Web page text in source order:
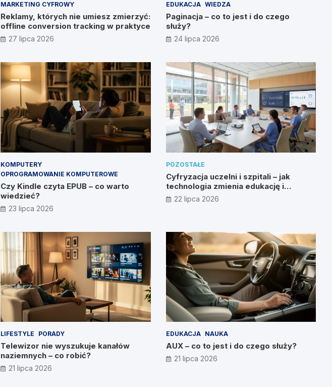
MARKETING CYFROWY
Reklamy, których nie umiesz zmierzyć:
offline conversion tracking w praktyce
27 lipca 2026
EDUKACJA WIEDZA
Paginacja – co to jest i do czego
służy?
24 lipca 2026
KOMPUTERY
OPROGRAMOWANIE KOMPUTEROWE
Czy Kindle czyta EPUB – co warto
wiedzieć?
23 lipca 2026
POZOSTAŁE
Cyfryzacja uczelni i szpitali – jak
technologia zmienia edukację i
zdrowie?
22 lipca 2026
LIFESTYLE PORADY
Telewizor nie wyszukuje kanałów
naziemnych – co robić?
21 lipca 2026
EDUKACJA NAUKA
AUX – co to jest i do czego służy?
21 lipca 2026